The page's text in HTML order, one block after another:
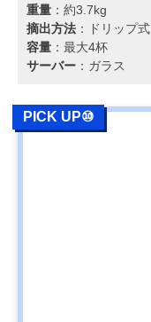
重量 ：約3.7kg
摘出方法 ：ドリップ式
容量 ：最大4杯
サーバー ：ガラス
PICK UP⑩